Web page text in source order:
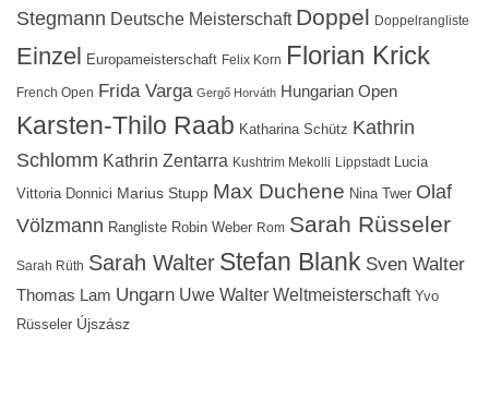
Stegmann Deutsche Meisterschaft Doppel Doppelrangliste
Einzel Europameisterschaft Felix Korn Florian Krick
French Open Frida Varga Gergő Horváth Hungarian Open
Karsten-Thilo Raab Katharina Schütz Kathrin
Schlomm Kathrin Zentarra Kushtrim Mekolli Lippstadt Lucia
Vittoria Donnici Marius Stupp Max Duchene Nina Twer Olaf
Völzmann Rangliste Robin Weber Rom Sarah Rüsseler
Sarah Rüth Sarah Walter Stefan Blank Sven Walter
Thomas Lam Ungarn Uwe Walter Weltmeisterschaft Yvo
Rüsseler Újszász